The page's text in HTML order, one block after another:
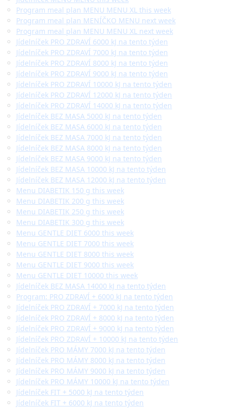
Program meal plan MENU MENU XL this week
Program meal plan MENÍČKO MENU next week
Program meal plan MENU MENU XL next week
Jídelníček PRO ZDRAVÍ 6000 kJ na tento týden
Jídelníček PRO ZDRAVÍ 7000 kJ na tento týden
Jídelníček PRO ZDRAVÍ 8000 kJ na tento týden
Jídelníček PRO ZDRAVÍ 9000 kJ na tento týden
Jídelníček PRO ZDRAVÍ 10000 kJ na tento týden
Jídelníček PRO ZDRAVÍ 12000 kJ na tento týden
Jídelníček PRO ZDRAVÍ 14000 kJ na tento týden
Jídelníček BEZ MASA 5000 kJ na tento týden
Jídelníček BEZ MASA 6000 kJ na tento týden
Jídelníček BEZ MASA 7000 kJ na tento týden
Jídelníček BEZ MASA 8000 kJ na tento týden
Jídelníček BEZ MASA 9000 kJ na tento týden
Jídelníček BEZ MASA 10000 kJ na tento týden
Jídelníček BEZ MASA 12000 kJ na tento týden
Menu DIABETIK 150 g this week
Menu DIABETIK 200 g this week
Menu DIABETIK 250 g this week
Menu DIABETIK 300 g this week
Menu GENTLE DIET 6000 this week
Menu GENTLE DIET 7000 this week
Menu GENTLE DIET 8000 this week
Menu GENTLE DIET 9000 this week
Menu GENTLE DIET 10000 this week
Jídelníček BEZ MASA 14000 kJ na tento týden
Program: PRO ZDRAVÍ + 6000 kJ na tento týden
Jídelníček PRO ZDRAVÍ + 7000 kJ na tento týden
Jídelníček PRO ZDRAVÍ + 8000 kJ na tento týden
Jídelníček PRO ZDRAVÍ + 9000 kJ na tento týden
Jídelníček PRO ZDRAVÍ + 10000 kJ na tento týden
Jídelníček PRO MÁMY 7000 kJ na tento týden
Jídelníček PRO MÁMY 8000 kJ na tento týden
Jídelníček PRO MÁMY 9000 kJ na tento týden
Jídelníček PRO MÁMY 10000 kJ na tento týden
Jídelníček FIT + 5000 kJ na tento týden
Jídelníček FIT + 6000 kJ na tento týden